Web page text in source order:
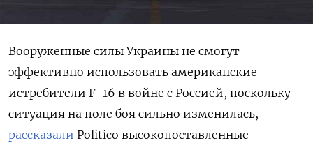
Вооруженные силы Украины не смогут
эффективно использовать американские
истребители F-16 в войне с Россией, поскольку
ситуация на поле боя сильно изменилась,
рассказали Politico высокопоставленные